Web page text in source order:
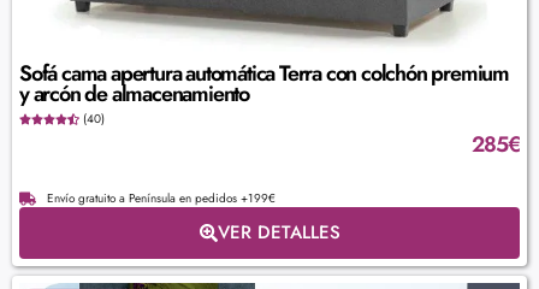
Sofá cama apertura automática Terra con colchón premium
y arcón de almacenamiento
(40)
285€
Envío gratuito a Península en pedidos +199€
VER DETALLES